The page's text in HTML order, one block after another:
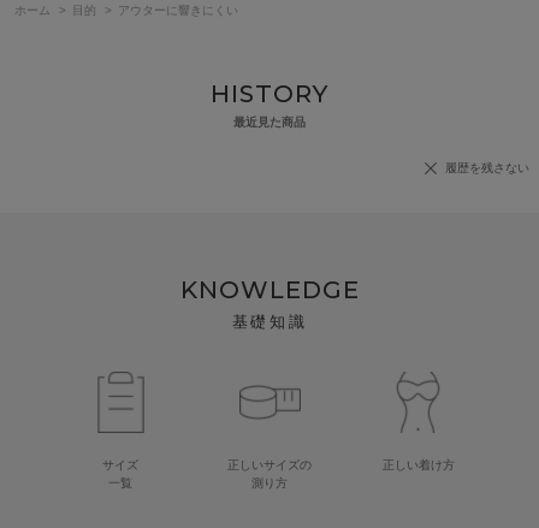
ホーム
> 目的 > アウターに響きにくい
HISTORY
最近見た商品
履歴を残さない
KNOWLEDGE
基礎知識
サイズ
一覧
正しいサイズの
測り方
正しい着け方